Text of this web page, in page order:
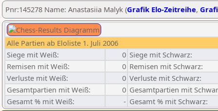
Pnr:145278 Name: Anastasiia Malyk (Grafik Elo-Zeitreihe,
Alle Partien ab Eloliste 1. Juli 2006
Siege mit Weiß:
0 Siege mit Schwarz:
Remisen mit Weiß:
0 Remisen mit Schwarz:
Verluste mit Weiß:
0 Verluste mit Schwarz:
Gesamtpartien mit Weiß:
0 Gesamtpartien mit
Gesamt % mit Weiß:
- Gesamt % mit Schwarz: